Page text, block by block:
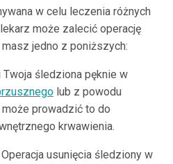
w celu leczenia różnych
może zalecić operację
jedno z poniższych:
śledziona pęknie w
lub z powodu
prowadzić to do
krwawienia.
usunięcia śledziony w